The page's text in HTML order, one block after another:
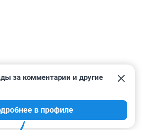
53
за комментарии и другие
в профиле